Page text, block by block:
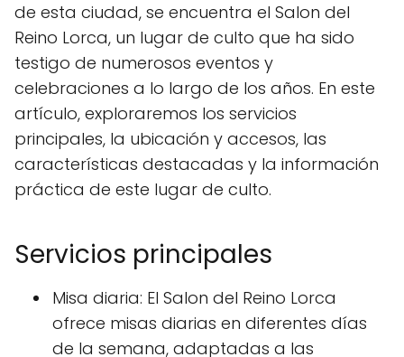
de esta ciudad, se encuentra el Salon del
Reino Lorca, un lugar de culto que ha sido
testigo de numerosos eventos y
celebraciones a lo largo de los años. En este
artículo, exploraremos los servicios
principales, la ubicación y accesos, las
características destacadas y la información
práctica de este lugar de culto.
Servicios principales
Misa diaria: El Salon del Reino Lorca
ofrece misas diarias en diferentes días
de la semana, adaptadas a las